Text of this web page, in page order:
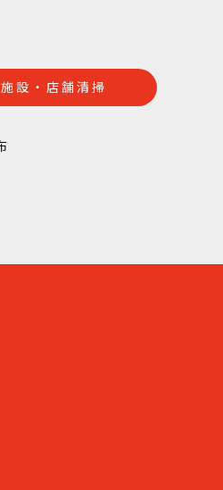
設・店舗清掃